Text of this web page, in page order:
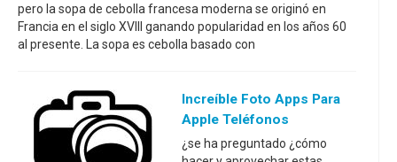
pero la sopa de cebolla francesa moderna se originó en
Francia en el siglo XVIII ganando popularidad en los años 60
al presente. La sopa es cebolla basado con
Increíble Foto Apps Para
Apple Teléfonos
¿se ha preguntado ¿cómo